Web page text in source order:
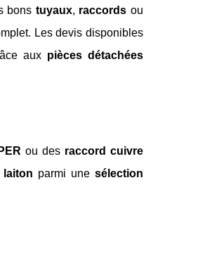
bons tuyaux, raccords ou
Les devis disponibles
aux pièces détachées
ou des raccord cuivre
laiton parmi une sélection